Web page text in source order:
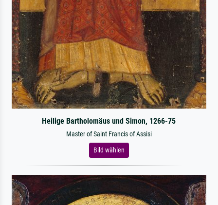
Heilige Bartholomäus und Simon, 1266-75
Master of Saint Francis of Assisi
Bild wählen